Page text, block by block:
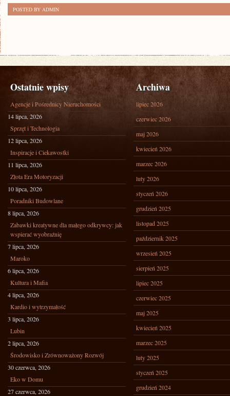
POSTED BY ADMIN
Ostatnie wpisy
Agencje i Pośrednicy Nieruchomości
14 lipca, 2026
Sprzęt i Technologia
12 lipca, 2026
Inspiracje i Ciekawostki
11 lipca, 2026
Złota Era Motoryzacji
10 lipca, 2026
Poradniki Budowlane
8 lipca, 2026
Zabawki kreatywne dla małego odkrywcy: jak
wspierać wyobraźnię
7 lipca, 2026
Maroko
6 lipca, 2026
Kultura i Mafia
4 lipca, 2026
Kardio i wytrzymałość
3 lipca, 2026
Lubin
2 lipca, 2026
Środowisko i Zrównoważony Rozwój
30 czerwca, 2026
Eko w Domu
27 czerwca, 2026
Archiwa
lipiec 2026
czerwiec 2026
maj 2026
kwiecień 2026
marzec 2026
luty 2026
styczeń 2026
grudzień 2025
listopad 2025
październik 2025
wrzesień 2025
sierpień 2025
lipiec 2025
czerwiec 2025
maj 2025
kwiecień 2025
marzec 2025
luty 2025
styczeń 2025
grudzień 2024